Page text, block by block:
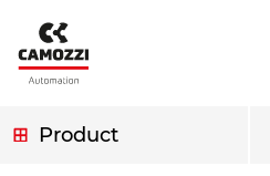
main
content
Product